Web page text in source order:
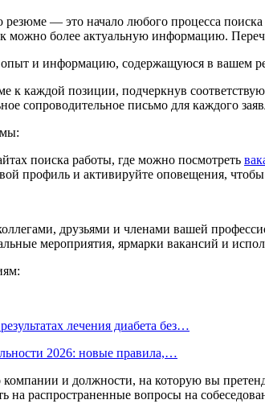
резюме — это начало любого процесса
можно более актуальную информацию.
опыт и информацию, содержащуюся в вашем
к каждой позиции, подчеркнув
сопроводительное письмо для каждого
поиска работы, где можно посмотреть
профиль и активируйте оповещения,
друзьями и членами вашей
мероприятия, ярмарки вакансий и
лечения диабета без…
2026: новые правила,…
и должности, на которую вы
на распространенные вопросы на